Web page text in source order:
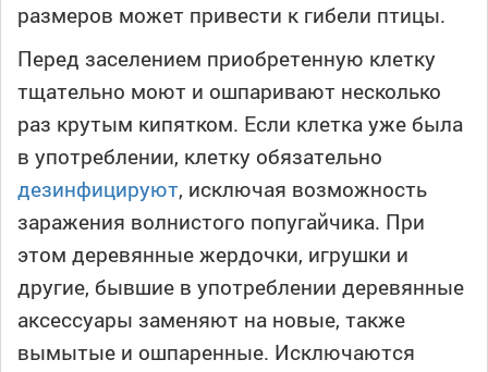
размеров может привести к гибели птицы.
Перед заселением приобретенную клетку
тщательно моют и ошпаривают несколько
раз крутым кипятком. Если клетка уже была
в употреблении, клетку обязательно
дезинфицируют, исключая возможность
заражения волнистого попугайчика. При
этом деревянные жердочки, игрушки и
другие, бывшие в употреблении деревянные
аксессуары заменяют на новые, также
вымытые и ошпаренные. Исключаются